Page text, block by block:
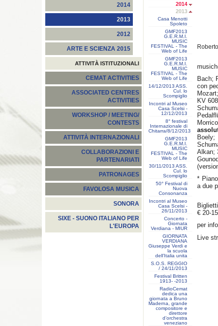
2014
2013
2012
ARTE E SCIENZA 2015
ATTIVITÀ ISTITUZIONALI
CEMAT ACTIVITIES
ASSOCIATED CENTRES
ACTIVITIES
WORKSHOP / MEETING/
CONTESTS
ATTIVITÀ INTERNAZIONALI
COLLABORAZIONI E
PARTENARIATI
PATRONAGES
FAVOLOSA MUSICA
SONORA
SIXE - SUONO ITALIANO PER
L'EUROPA
2014
2013
Casa Menotti
Spoleto
GMF2013
G.E.R.M.I.
MUSIC
FESTIVAL - The
Web of Life
GMF2013
G.E.R.M.I.
MUSIC
FESTIVAL - The
Web of Life
14/12/2013 ASS.
Cul. lo
Scompiglio
Incontri al Museo
Casa Scelsi -
12/12/2013
8° festival
Internazionale di
Chitarra/8/12/2013
GMF2013
G.E.R.M.I.
MUSIC
FESTIVAL - The
Web of Life
30/11/2013 ASS.
Cul. lo
Scompiglio
50° Festival di
Nuova
Consonanza
Incontri al Museo
Casa Scelsi -
26/11/2013
Concerto -
Giornata
Verdiana - MIUR
GIORNATA
VERDIANA
Giuseppe Verdi e
la scuola
dell’Italia unita
S.O.S. REGGIO
/ 24/11/2013
Festival Britten
1913- ‐2013
RadioCemat
dedica una
giornata a Bruno
Maderna, grande
compositore e
direttore
d’orchestra
veneziano
Bach;
con
KV 608
Boely;
Alkan;
*
a due
€ 20-
per
Live